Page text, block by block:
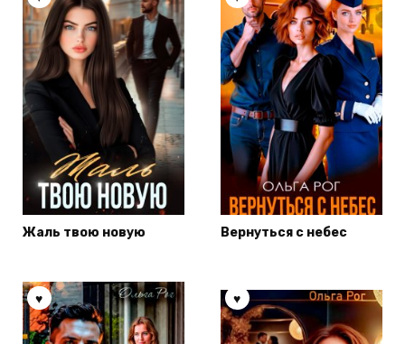
Жаль твою новую Вернуться с небес